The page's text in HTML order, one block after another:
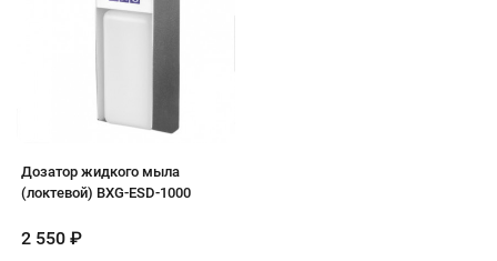
Дозатор жидкого мыла
(локтевой) BXG-ESD-1000
2 550 ₽